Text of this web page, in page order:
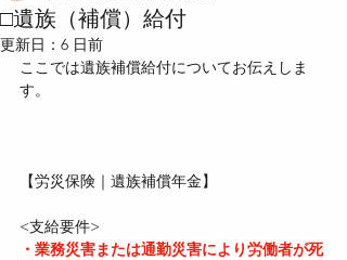
□遺族（補償）給付
更新日： 6 日前
ここでは遺族補償給付についてお伝えしま
す。
【労災保険｜遺族補償年金】
<支給要件>
・業務災害または通勤災害により労働者が死